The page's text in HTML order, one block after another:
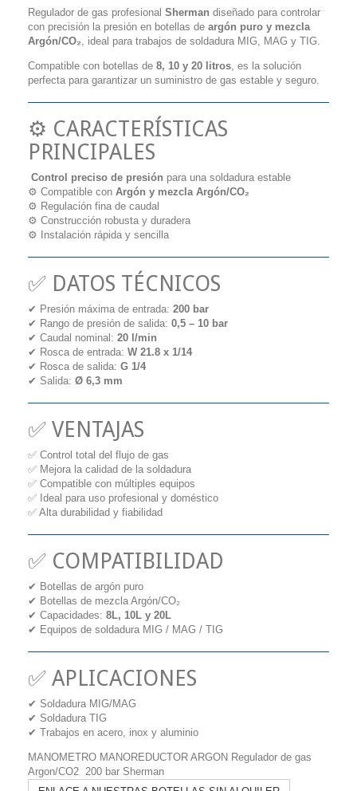
Regulador de gas profesional Sherman diseñado para controlar
con precisión la presión en botellas de argón puro y mezcla
Argón/CO₂, ideal para trabajos de soldadura MIG, MAG y TIG.
Compatible con botellas de 8, 10 y 20 litros, es la solución
perfecta para garantizar un suministro de gas estable y seguro.
⚙️ CARACTERÍSTICAS
PRINCIPALES
Control preciso de presión para una soldadura estable
⚙️ Compatible con Argón y mezcla Argón/CO₂
⚙️ Regulación fina de caudal
⚙️ Construcción robusta y duradera
⚙️ Instalación rápida y sencilla
✅ DATOS TÉCNICOS
✔ Presión máxima de entrada: 200 bar
✔ Rango de presión de salida: 0,5 – 10 bar
✔ Caudal nominal: 20 l/min
✔ Rosca de entrada: W 21.8 x 1/14
✔ Rosca de salida: G 1/4
✔ Salida: Ø 6,3 mm
✅ VENTAJAS
✅ Control total del flujo de gas
✅ Mejora la calidad de la soldadura
✅ Compatible con múltiples equipos
✅ Ideal para uso profesional y doméstico
✅ Alta durabilidad y fiabilidad
✅ COMPATIBILIDAD
✔ Botellas de argón puro
✔ Botellas de mezcla Argón/CO₂
✔ Capacidades: 8L, 10L y 20L
✔ Equipos de soldadura MIG / MAG / TIG
✅ APLICACIONES
✔ Soldadura MIG/MAG
✔ Soldadura TIG
✔ Trabajos en acero, inox y aluminio
MANOMETRO MANOREDUCTOR ARGON Regulador de gas
Argon/CO2 200 bar Sherman